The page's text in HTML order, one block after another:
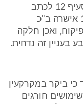
"לא היה מצוי כל אלמנט המפורט בסעיף 12 לכתב
התביעה". בדיון שהתקיים ב-17/1/08 אישרה ב"כ
נערך דו"ח פיקוח, ואכן חלקה
בעניין זה נדחית.
ביקר במקרקעין
שימושים חורגים